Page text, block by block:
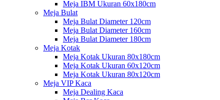
Meja IBM Ukuran 60x180cm
Meja Bulat
Meja Bulat Diameter 120cm
Meja Bulat Diameter 160cm
Meja Bulat Diameter 180cm
Meja Kotak
Meja Kotak Ukuran 80x180cm
Meja Kotak Ukuran 60x120cm
Meja Kotak Ukuran 80x120cm
Meja VIP Kaca
Meja Dealing Kaca